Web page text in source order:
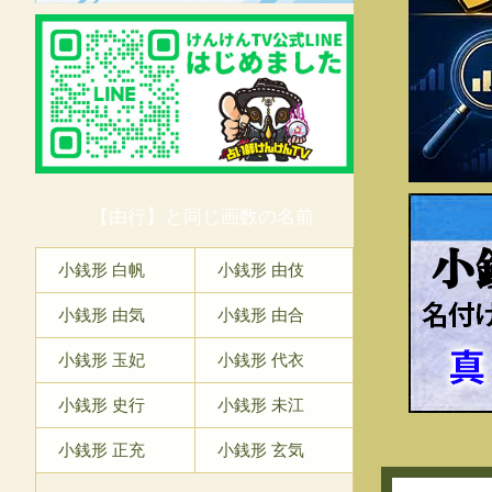
【由行】と同じ画数の名前
小銭形 白帆 小銭形 由伎
小銭形 由気 小銭形 由合
小銭形 玉妃 小銭形 代衣
小銭形 史行 小銭形 未江
小銭形 正充 小銭形 玄気
小